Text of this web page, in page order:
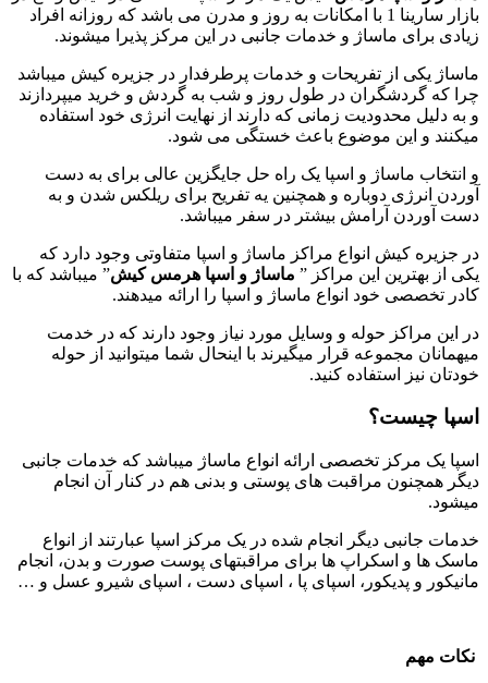
بازار سارینا 1 با امکانات به روز و مدرن می باشد که روزانه افراد
زیادی برای ماساژ و خدمات جانبی در این مرکز پذیرا میشوند.
ماساژ یکی از تفریحات و خدمات پرطرفدار در جزیره کیش میباشد
چرا که گردشگران در طول روز و شب به گردش و خرید میپردازند
و به دلیل محدودیت زمانی که دارند از نهایت انرژی خود استفاده
میکنند و این موضوع باعث خستگی می شود.
و انتخاب ماساژ و اسپا یک راه حل جایگزین عالی برای به دست
آوردن انرژی دوباره و همچنین یه تفریح برای ریلکس شدن و به
دست آوردن آرامش بیشتر در سفر میباشد.
در جزیره کیش انواع مراکز ماساژ و اسپا متفاوتی وجود دارد که
یکی از بهترین این مراکز ” ماساژ و اسپا هرمس کیش” میباشد که با
کادر تخصصی خود انواع ماساژ و اسپا را ارائه میدهند.
در این مراکز حوله و وسایل مورد نیاز وجود دارند که در خدمت
میهمانان مجموعه قرار میگیرند با اینحال شما میتوانید از حوله
خودتان نیز استفاده کنید.
اسپا چیست؟
اسپا یک مرکز تخصصی ارائه انواع ماساژ میباشد که خدمات جانبی
دیگر همچنون مراقبت های پوستی و بدنی هم در کنار آن انجام
میشود.
خدمات جانبی دیگر انجام شده در یک مرکز اسپا عبارتند از انواع
ماسک ها و اسکراپ ها برای مراقبتهای پوست صورت و بدن، انجام
مانیکور و پدیکور، اسپای پا ، اسپای دست ، اسپای شیرو عسل و …
نکات مهم